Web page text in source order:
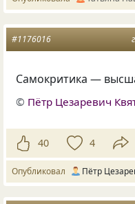
#1176016
Самокритика —
© Пётр Цезаревич
40 4
Опубликовал Пётр